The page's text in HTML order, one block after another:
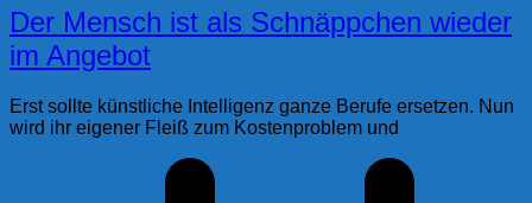
Der Mensch ist als Schnäppchen wieder
im Angebot
Erst sollte künstliche Intelligenz ganze Berufe ersetzen. Nun
wird ihr eigener Fleiß zum Kostenproblem und